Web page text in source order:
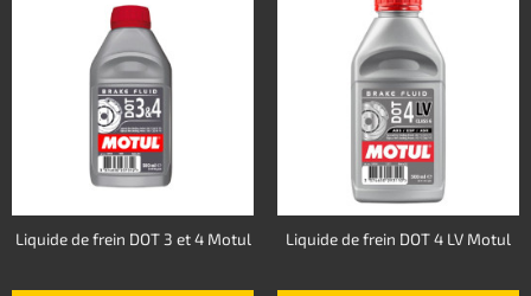
Liquide de frein DOT 3 et 4 Motul Liquide de frein DOT 4 LV Motul